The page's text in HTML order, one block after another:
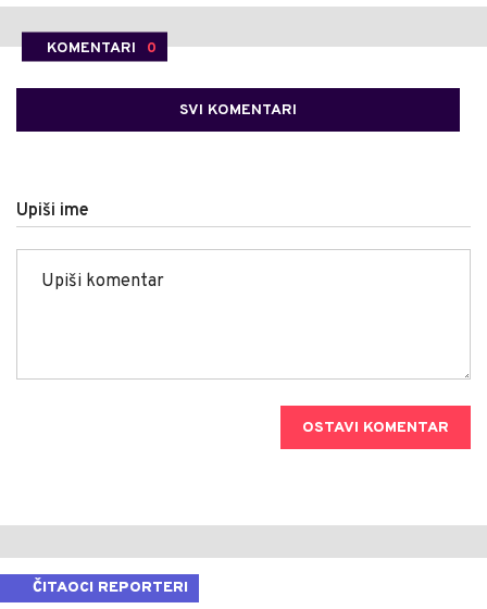
KOMENTARI 0
SVI KOMENTARI
Upiši ime
OSTAVI KOMENTAR
ČITAOCI REPORTERI